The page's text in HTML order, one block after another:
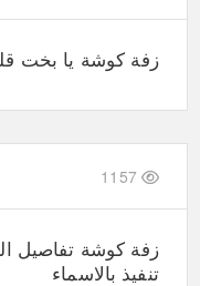
زفة كوشة يا بخت
1157
زفة كوشة تفاصيل
تنفيذ بالاسماء